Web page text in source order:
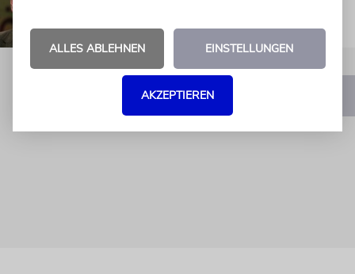
2 3 4
ALLES ABLEHNEN EINSTELLUNGEN
AKZEPTIEREN